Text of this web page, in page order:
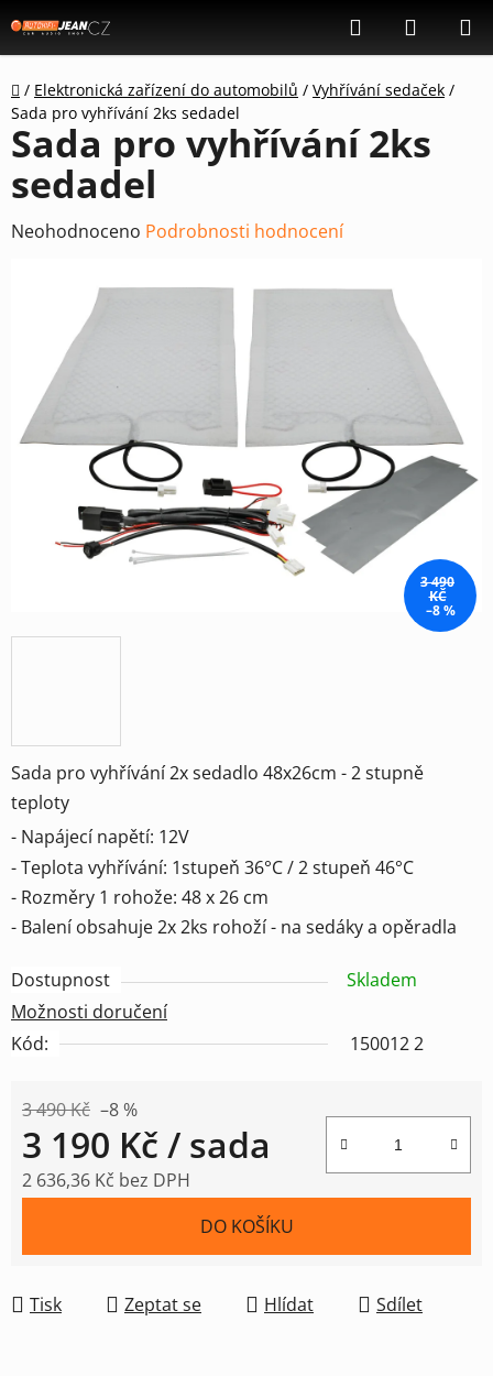
na
obsah
Hledat
KOŠÍK
Domů
/ Elektronická zařízení do automobilů / Vyhřívání sedaček /
Sada pro vyhřívání 2ks sedadel
Sada pro vyhřívání 2x sedadlo 48x26cm - 2 stupně
teploty
- Napájecí napětí: 12V
- Teplota vyhřívání: 1stupeň 36°C / 2 stupeň 46°C
- Rozměry 1 rohože: 48 x 26 cm
- Balení obsahuje 2x 2ks rohoží - na sedáky a opěradla
Dostupnost
Skladem
Možnosti doručení
Kód:
150012 2
3 490 Kč –8 %
3 190 Kč / sada
2 636,36 Kč bez DPH
DO KOŠÍKU
Tisk Zeptat se Hlídat Sdílet
Sada pro vyhřívání 2ks
sedadel
Průměrné
hvězdiček.
Neohodnoceno Podrobnosti hodnocení
3 490
KČ
–8 %